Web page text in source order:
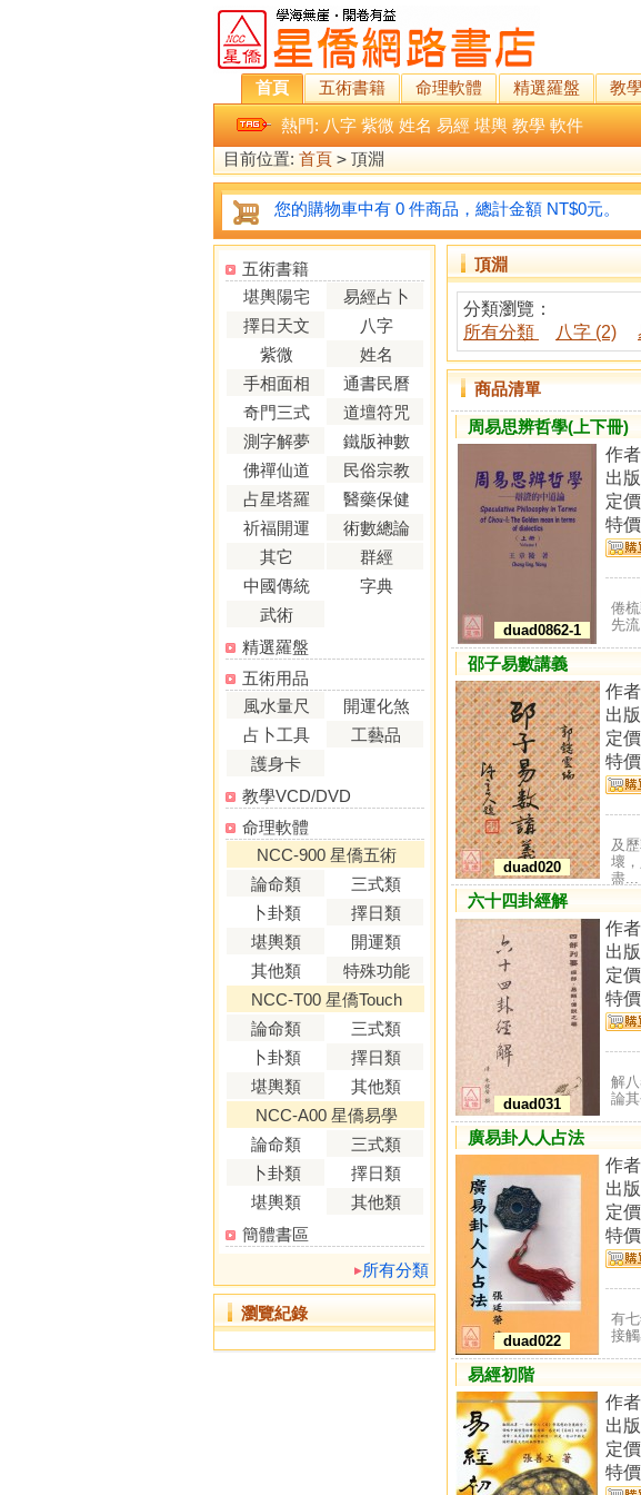
首頁 五術書籍 命理軟體 精選羅盤 教
熱門: 八字 紫微 姓名 易經 堪輿 教學 軟件
目前位置: 首頁 > 頂淵
您的購物車中有 0 件商品，總計金額 NT$0元。
五術書籍
堪輿陽宅
易經占卜
擇日天文
八字
紫微
姓名
手相面相
通書民曆
奇門三式
道壇符咒
測字解夢
鐵版神數
佛禪仙道
民俗宗教
占星塔羅
醫藥保健
祈福開運
術數總論
其它
群經
中國傳統
字典
武術
精選羅盤
五術用品
風水量尺
開運化煞
占卜工具
工藝品
護身卡
教學VCD/DVD
命理軟體
NCC-900 星僑五術
論命類
三式類
卜卦類
擇日類
堪輿類
開運類
其他類
特殊功能
NCC-T00 星僑Touch
論命類
三式類
卜卦類
擇日類
堪輿類
其他類
NCC-A00 星僑易學
論命類
三式類
卜卦類
擇日類
堪輿類
其他類
簡體書區
所有分類
瀏覽紀錄
頂淵
分類瀏覽：
所有分類
八字 (2)
商品清單
周易思辨哲學(上下冊)
duad0862-1
作
出
定
特
倦
先
邵子易數講義
duad020
作
出
定
特
及
壞
盡...
六十四卦經解
duad031
作
出
定
特
解
論
廣易卦人人占法
duad022
作
出
定
特
有
接
易經初階
作
出
定
特